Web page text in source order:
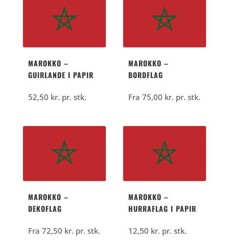
kr..
395,00
kr..
kr..
712,50
kr..
MAROKKO –
GUIRLANDE I PAPIR
52,50 kr. pr. stk.
MAROKKO –
BORDFLAG
Fra75,00 kr. pr. stk.
MAROKKO –
DEKOFLAG
Fra 72,50 kr. pr. stk.
MAROKKO –
HURRAFLAG I PAPIR
12,50 kr. pr. stk.